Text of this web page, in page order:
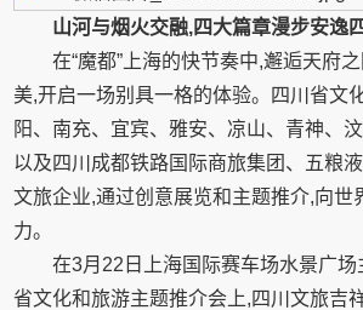
山河与烟火交融,四大篇章漫步安逸四
在“魔都”上海的快节奏中,邂逅天府
美,开启一场别具一格的体验。四川省文
阳、南充、宜宾、雅安、凉山、青神、
以及四川成都铁路国际商旅集团、五粮
文旅企业,通过创意展览和主题推介,向世
力。
在3月22日上海国际赛车场水景广场
省文化和旅游主题推介会上,四川文旅吉